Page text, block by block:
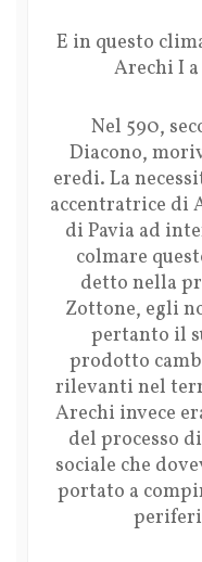
E in questo
Arechi I
Nel 590,
Diacono,
eredi. La
accentratrice di
di Pavia ad
colmare
detto nella
Zottone, egli
pertanto il
prodotto
rilevanti nel
Arechi invece
del processo
sociale che
portato a